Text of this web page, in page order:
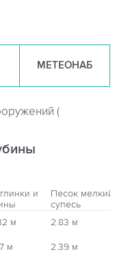
МЕТЕОНАБ
(
и
Песок мелкий,
супесь
м 2.83 м
м 2.39 м